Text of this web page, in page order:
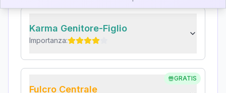
Karma Genitore-Figlio
Importanza:
GRATIS
Fulcro Centrale